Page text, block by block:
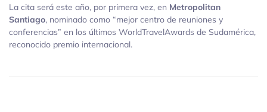
La cita será este año, por primera vez, en Metropolitan
Santiago, nominado como “mejor centro de reuniones y
conferencias” en los últimos WorldTravelAwards de Sudamérica,
reconocido premio internacional.